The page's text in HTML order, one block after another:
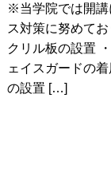
※当学院では開講
ス対策に努めて
クリル板の設置
ェイスガードの
の設置 […]